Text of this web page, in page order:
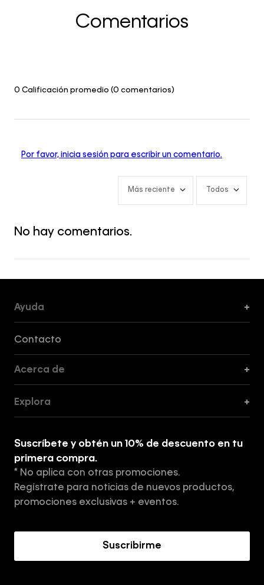
Comentarios
0 Calificación promedio (0 comentarios)
Por favor, inicia sesión para escribir un comentario.
Más reciente Todos
No hay comentarios.
Ayuda +
Contacto
Acerca de +
Tiendas
Aviso de privacidad
Términos y Condiciones
Explora +
Suscríbete y obtén un 10% de descuento en tu
primera compra.
* No aplica con otras promociones.
Regístrate para noticias de nuevos productos,
promociones exclusivas + eventos.
Suscribirme